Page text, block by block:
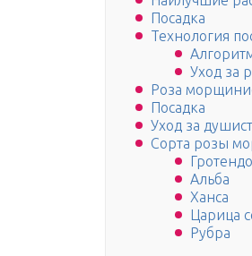
Посадка
Технология
Уход за
Роза
Посадка
Уход за
Сорта розы
Альба
Ханса
Царица
Рубра